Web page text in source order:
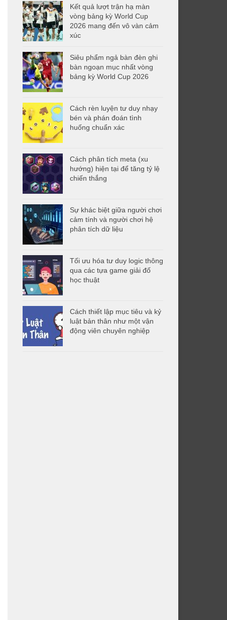
Kết quả lượt trận hạ màn
vòng bảng kỳ World Cup
2026 mang đến vô vàn cảm
xúc
Siêu phẩm ngả bàn đèn ghi
bàn ngoạn mục nhất vòng
bảng kỳ World Cup 2026
Cách rèn luyện tư duy nhạy
bén và phán đoán tình
huống chuẩn xác
Cách phân tích meta (xu
hướng) hiện tại để tăng tỷ lệ
chiến thắng
Sự khác biệt giữa người chơi
cảm tính và người chơi hệ
phân tích dữ liệu
Tối ưu hóa tư duy logic thông
qua các tựa game giải đố
học thuật
Cách thiết lập mục tiêu và kỷ
luật bản thân như một vận
động viên chuyên nghiệp